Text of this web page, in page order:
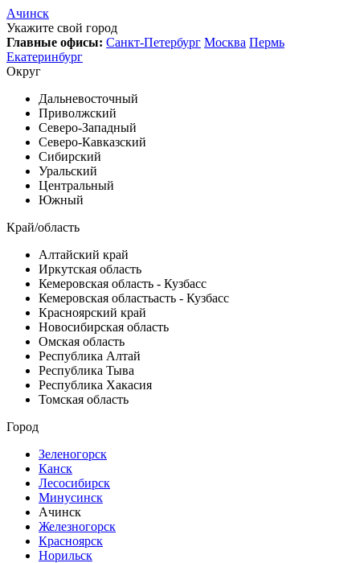
Ачинск
Укажите свой город
Главные офисы: Санкт-Петербург Москва Пермь
Екатеринбург
Округ
Дальневосточный
Приволжский
Северо-Западный
Северо-Кавказский
Сибирский
Уральский
Центральный
Южный
Край/область
Алтайский край
Иркутская область
Кемеровская область - Кузбасс
Кемеровская областьасть - Кузбасс
Красноярский край
Новосибирская область
Омская область
Республика Алтай
Республика Тыва
Республика Хакасия
Томская область
Город
Зеленогорск
Канск
Лесосибирск
Минусинск
Ачинск
Железногорск
Красноярск
Норильск